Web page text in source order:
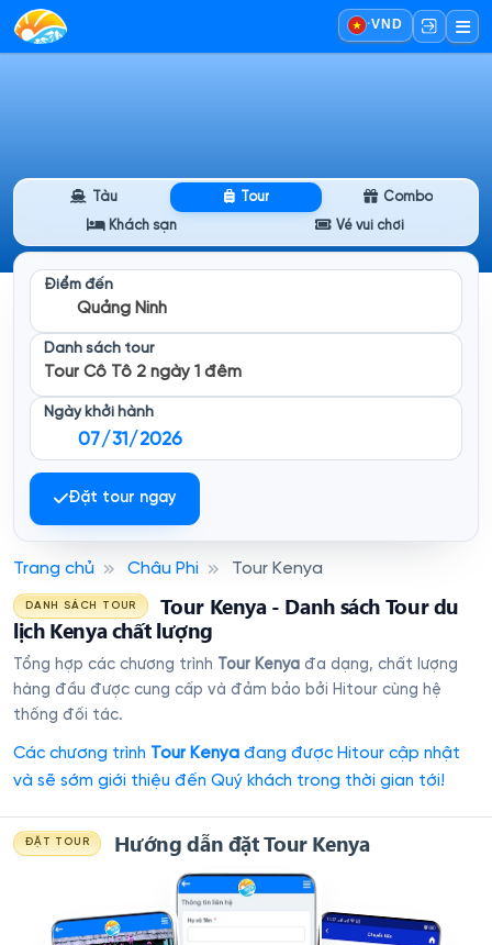
·VND
Tàu Tour Combo
Khách sạn Vé vui chơi
Điểm đến
Quảng Ninh
Danh sách tour
Tour Cô Tô 2 ngày 1 đêm
Ngày khởi hành
Đặt tour ngay
Trang chủ Châu Phi Tour Kenya
DANH SÁCH TOUR
Tour Kenya - Danh sách Tour du
lịch Kenya chất lượng
Tổng hợp các chương trình Tour Kenya đa dạng, chất lượng
hàng đầu được cung cấp và đảm bảo bởi Hitour cùng hệ
thống đối tác.
Các chương trình Tour Kenya đang được Hitour cập nhật
và sẽ sớm giới thiệu đến Quý khách trong thời gian tới!
ĐẶT TOUR Hướng dẫn đặt Tour Kenya